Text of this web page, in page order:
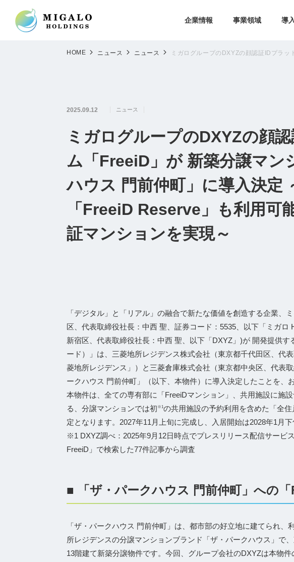
企業情報 事業領域 導
HOME ニュース ニュース ミガログループのDXYZの顔認証IDプラ
2025.09.12 ニュース
ミガログループのDXYZの顔
ム「FreeiD」が 新築分譲マン
ハウス 門前仲町」に導入決定
「FreeiD Reserve」も利用可
証マンションを実現～
「デジタル」と「リアル」の融合で新たな価値を創造する企業、
区、代表取締役社⻑：中⻄ 聖、証券コード：5535、以下「ミガ
新宿区、代表取締役社長：中西 聖、以下「DXYZ」)が 開発提供す
ード）」は、三菱地所レジデンス株式会社（東京都千代田区、代
菱地所レジデンス」）と三菱倉庫株式会社（東京都中央区、代表
ークハウス 門前仲町」（以下、本物件）に導入決定したことを、
本物件は、全ての専有部に「FreeiDマンション」、共用施設に施
る、分譲マンションでは初 ※1の共用施設の予約利用を含めた「全
定となります。2027年11月上旬に完成し、入居開始は2028年1月下
※1 DXYZ調べ：2025年9月12日時点でプレスリリース配信サービ
FreeiD」で検索した77件記事から調査
■ 「ザ・パークハウス 門前仲町」への
「ザ・パークハウス 門前仲町」は、都市部の好立地に建てられ
所レジデンスの分譲マンションブランド「ザ・パークハウス」で
13階建て新築分譲物件です。今回、グループ会社のDXYZは本物